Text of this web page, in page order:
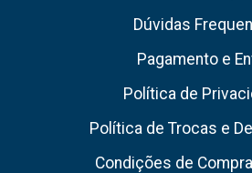
Dúvidas
Pagamento e
Política de
Política de Trocas e
Condições de